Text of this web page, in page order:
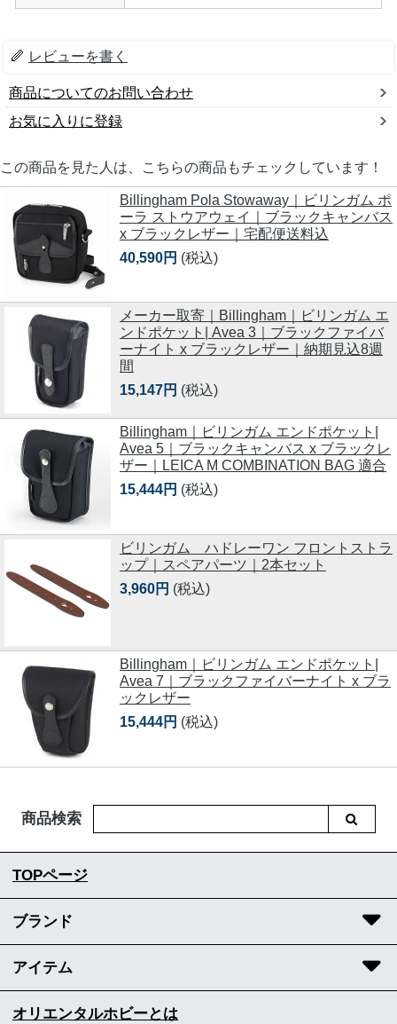
レビューを書く
商品についてのお問い合わせ
お気に入りに登録
この商品を見た人は、こちらの商品もチェックしています！
Billingham Pola Stowaway｜ビリンガム ポ
ーラ ストウアウェイ｜ブラックキャンバス
x ブラックレザー｜宅配便送料込
40,590円 (税込)
メーカー取寄｜Billingham｜ビリンガム エ
ンドポケット| Avea 3｜ブラックファイバ
ーナイト x ブラックレザー｜納期見込8週
間
15,147円 (税込)
Billingham｜ビリンガム エンドポケット|
Avea 5｜ブラックキャンバス x ブラックレ
ザー｜LEICA M COMBINATION BAG 適合
15,444円 (税込)
ビリンガム ハドレーワン フロントストラ
ップ｜スペアパーツ｜2本セット
3,960円 (税込)
Billingham｜ビリンガム エンドポケット|
Avea 7｜ブラックファイバーナイト x ブラ
ックレザー
15,444円 (税込)
商品検索
TOPページ
ブランド
アイテム
オリエンタルホビーとは